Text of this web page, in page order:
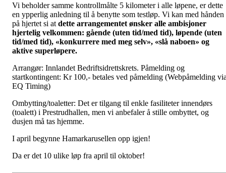
Vi beholder samme kontrollmålte 5 kilometer i alle løpene, er dette
en ypperlig anledning til å benytte som testløp. Vi kan med hånden
på hjertet si at dette arrangementet ønsker alle ambisjoner
hjertelig velkommen: gående (uten tid/med tid), løpende (uten
tid/med tid), «konkurrere med meg selv», «slå naboen» og
aktive superløpere.
Arrangør: Innlandet Bedriftsidrettskrets. Påmelding og
startkontingent: Kr 100,- betales ved påmelding (Webpåmelding
EQ Timing)
Ombytting/toaletter: Det er tilgang til enkle fasiliteter innendørs
(toalett) i Prestrudhallen, men vi anbefaler å stille ombyttet, og
dusjen må tas hjemme.
I april begynne Hamarkarusellen opp igjen!
Da er det 10 ulike løp fra april til oktober!